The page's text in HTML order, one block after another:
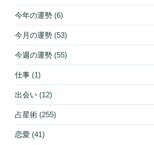
今年の運勢 (6)
今月の運勢 (53)
今週の運勢 (55)
仕事 (1)
出会い (12)
占星術 (255)
恋愛 (41)